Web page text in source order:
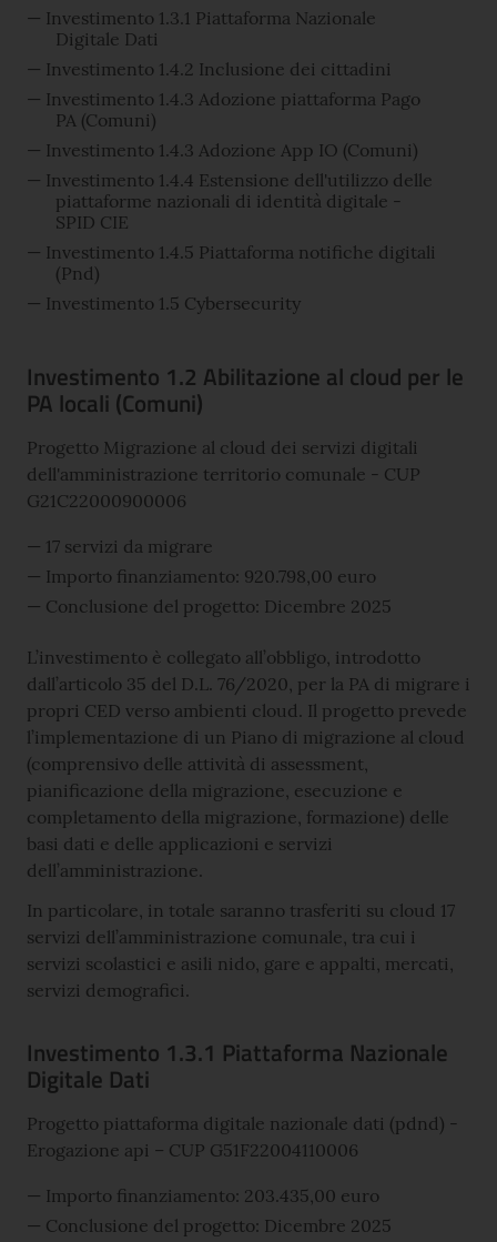
Investimento 1.3.1 Piattaforma Nazionale
Digitale Dati
Investimento 1.4.2 Inclusione dei cittadini
Investimento 1.4.3 Adozione piattaforma Pago
PA (Comuni)
Investimento 1.4.3 Adozione App IO (Comuni)
Investimento 1.4.4 Estensione dell'utilizzo delle
piattaforme nazionali di identità digitale -
SPID CIE
Investimento 1.4.5 Piattaforma notifiche digitali
(Pnd)
Investimento 1.5 Cybersecurity
Investimento 1.2 Abilitazione al cloud per le
PA locali (Comuni)
Progetto Migrazione al cloud dei servizi digitali
dell'amministrazione territorio comunale - CUP
G21C22000900006
17 servizi da migrare
Importo finanziamento: 920.798,00 euro
Conclusione del progetto: Dicembre 2025
L’investimento è collegato all’obbligo, introdotto
dall’articolo 35 del D.L. 76/2020, per la PA di migrare i
propri CED verso ambienti cloud. Il progetto prevede
l’implementazione di un Piano di migrazione al cloud
(comprensivo delle attività di assessment,
pianificazione della migrazione, esecuzione e
completamento della migrazione, formazione) delle
basi dati e delle applicazioni e servizi
dell’amministrazione.
In particolare, in totale saranno trasferiti su cloud 17
servizi dell’amministrazione comunale, tra cui i
servizi scolastici e asili nido, gare e appalti, mercati,
servizi demografici.
Investimento 1.3.1 Piattaforma Nazionale
Digitale Dati
Progetto piattaforma digitale nazionale dati (pdnd) -
Erogazione api – CUP G51F22004110006
Importo finanziamento: 203.435,00 euro
Conclusione del progetto: Dicembre 2025